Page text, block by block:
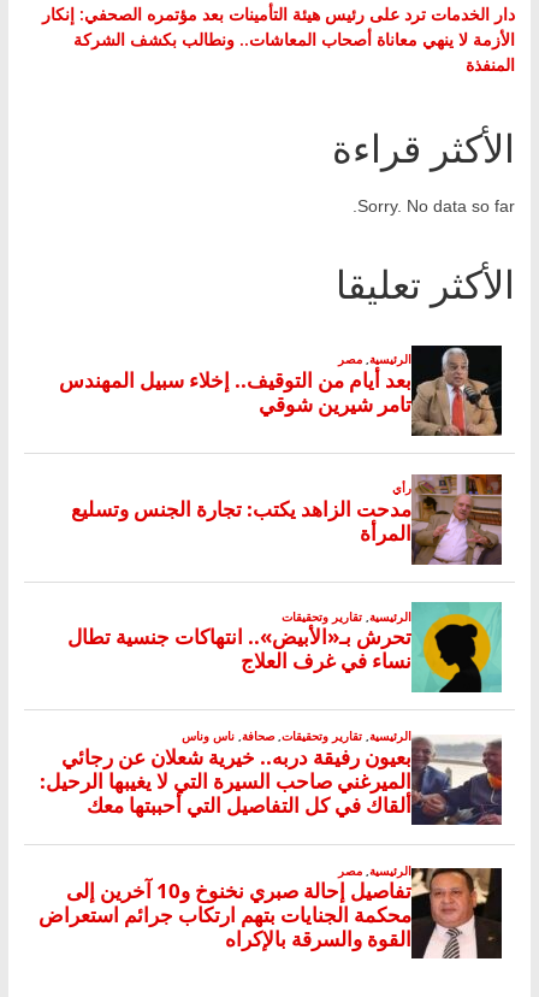
دار الخدمات ترد على رئيس هيئة التأمينات بعد مؤتمره الصحفي: إنكار
الأزمة لا ينهي معاناة أصحاب المعاشات.. ونطالب بكشف الشركة
المنفذة
الأكثر قراءة
Sorry. No data so far.
الأكثر تعليقا